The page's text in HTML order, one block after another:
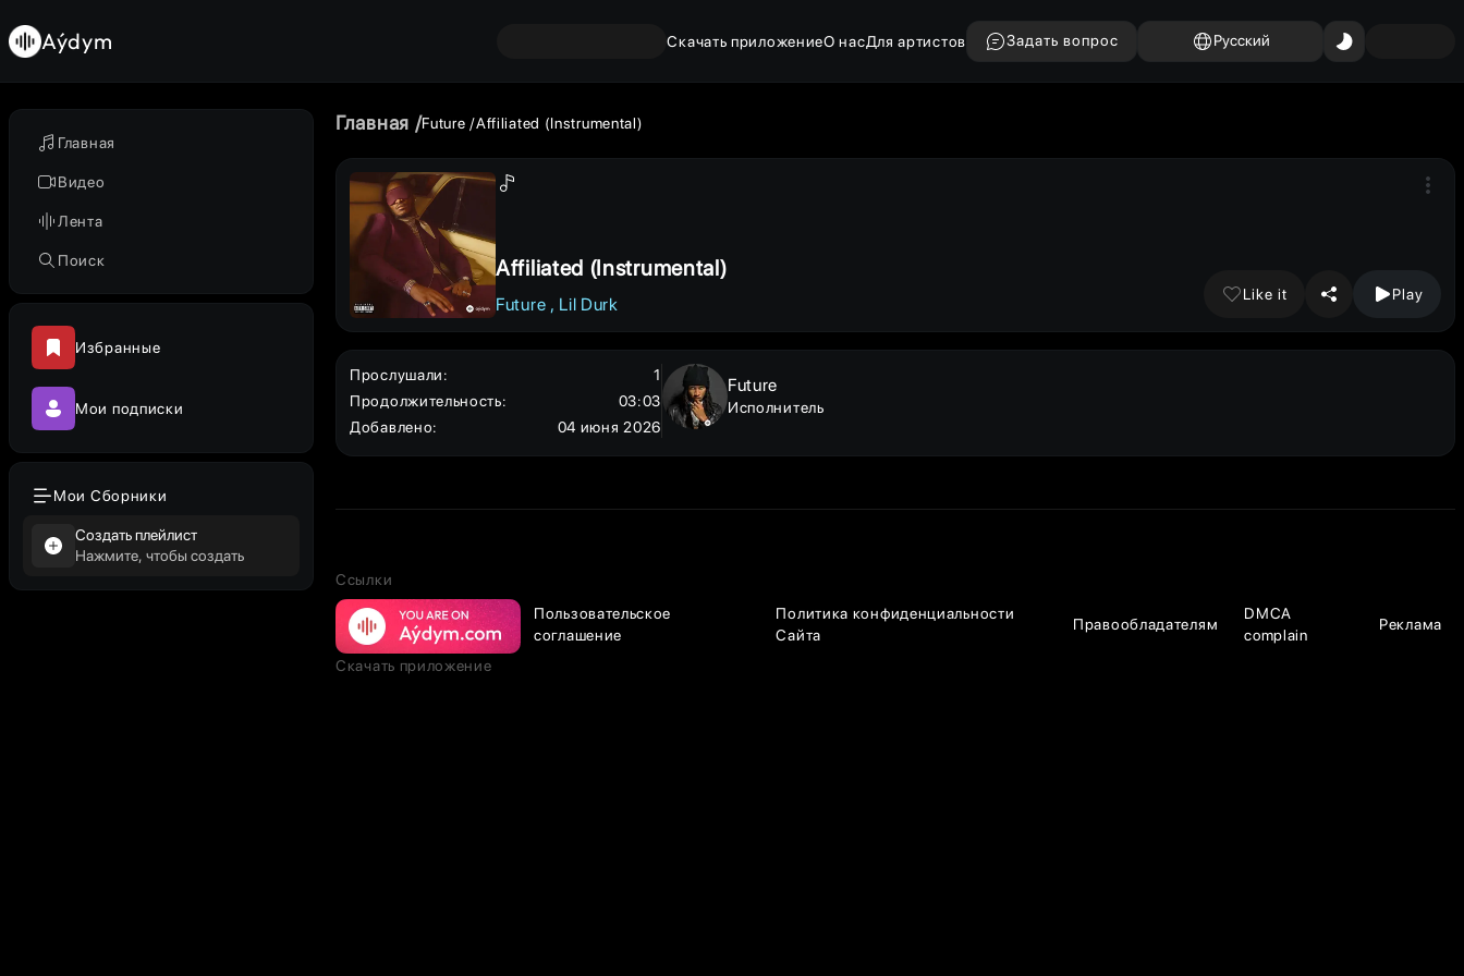
Главная
Видео
Лента
Поиск
Избранные
Мои подписки
Мои Сборники
Создать плейлист
Нажмите, чтобы создать
Aýdym Скачать приложениеО насДля артистов Задать вопрос Русский
Главная Future Affiliated (Instrumental)
Affiliated (Instrumental)
Future Lil Durk
Like it Play
Прослушали:
1
Продолжительность:
03:03
Добавлено: 04 июня 2026
Future
Исполнитель
Ссылки
Пользовательское
соглашение
Политика конфиденциальности
Сайта
Правообладателям
DMCA
complain
Реклама
Скачать приложение